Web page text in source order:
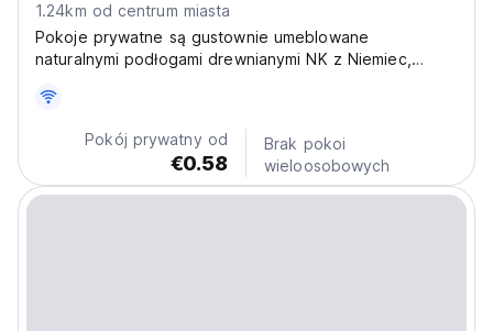
1.24km od centrum miasta
Pokoje prywatne są gustownie umeblowane
naturalnymi podłogami drewnianymi NK z Niemiec,
wykonanymi z sosnowego drewna typowego dla lasu
Pokój prywatny od
€0.58
Brak pokoi
wieloosobowych